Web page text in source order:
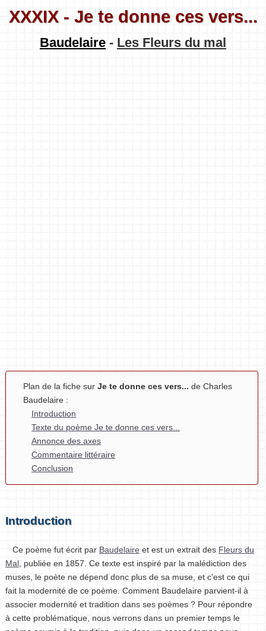
XXXIX - Je te donne ces vers...
Baudelaire - Les Fleurs du mal
Plan de la fiche sur Je te donne ces vers... de Charles
Baudelaire :
Introduction
Texte du poème Je te donne ces vers...
Annonce des axes
Commentaire littéraire
Conclusion
Introduction
Ce poème fut écrit par Baudelaire et est un extrait des Fleurs du
Mal , publiée en 1857. Ce texte est inspiré par la malédiction des
muses, le poète ne dépend donc plus de sa muse, et c'est ce qui
fait la modernité de ce poème. Comment Baudelaire parvient-il à
associer modernité et tradition dans ses poèmes ? Pour répondre
à cette problématique, nous verrons dans un premier temps le